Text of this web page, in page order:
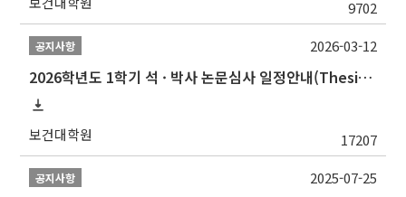
9702
공지사항
2026학년도 1학기 석 · 박사 논문심사 일정안내(Thesis Defense Schedules)
보건대학원 17207
2026-03-12
공지사항 2025-07-25